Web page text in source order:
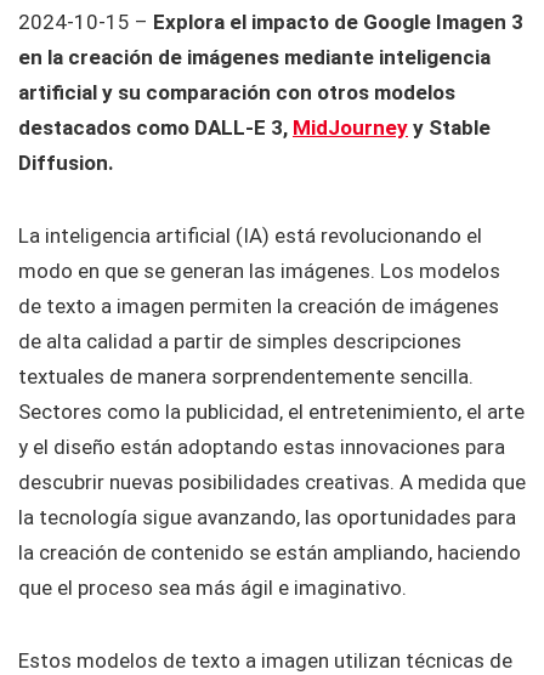
2024-10-15 – Explora el impacto de Google Imagen 3
en la creación de imágenes mediante inteligencia
artificial y su comparación con otros modelos
destacados como DALL-E 3, MidJourney y Stable
Diffusion.
La inteligencia artificial (IA) está revolucionando el
modo en que se generan las imágenes. Los modelos
de texto a imagen permiten la creación de imágenes
de alta calidad a partir de simples descripciones
textuales de manera sorprendentemente sencilla.
Sectores como la publicidad, el entretenimiento, el arte
y el diseño están adoptando estas innovaciones para
descubrir nuevas posibilidades creativas. A medida que
la tecnología sigue avanzando, las oportunidades para
la creación de contenido se están ampliando, haciendo
que el proceso sea más ágil e imaginativo.
Estos modelos de texto a imagen utilizan técnicas de